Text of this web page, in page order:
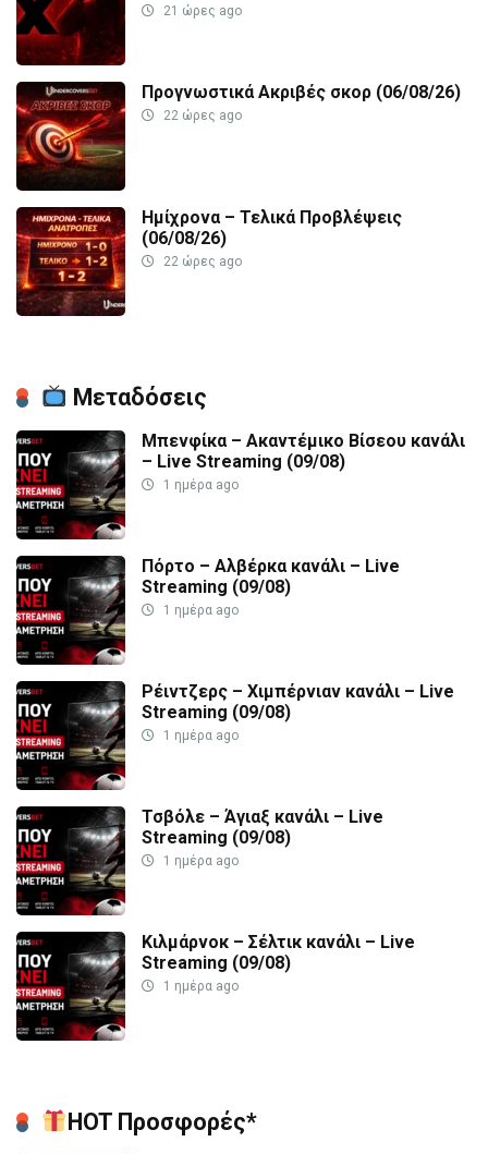
21 ώρες ago
Προγνωστικά Ακριβές σκορ (06/08/26)
22 ώρες ago
Ημίχρονα – Τελικά Προβλέψεις
(06/08/26)
22 ώρες ago
Μεταδόσεις
Μπενφίκα – Ακαντέμικο Βίσεου κανάλι
– Live Streaming (09/08)
1 ημέρα ago
Πόρτο – Αλβέρκα κανάλι – Live
Streaming (09/08)
1 ημέρα ago
Ρέιντζερς – Χιμπέρνιαν κανάλι – Live
Streaming (09/08)
1 ημέρα ago
Τσβόλε – Άγιαξ κανάλι – Live
Streaming (09/08)
1 ημέρα ago
Κιλμάρνοκ – Σέλτικ κανάλι – Live
Streaming (09/08)
1 ημέρα ago
HOT Προσφορές*